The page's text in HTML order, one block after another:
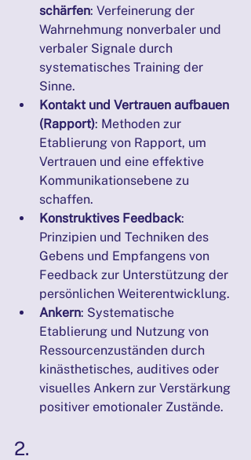
schärfen: Verfeinerung der
Wahrnehmung nonverbaler und
verbaler Signale durch
systematisches Training der
Sinne.
Kontakt und Vertrauen aufbauen
(Rapport): Methoden zur
Etablierung von Rapport, um
Vertrauen und eine effektive
Kommunikationsebene zu
schaffen.
Konstruktives Feedback:
Prinzipien und Techniken des
Gebens und Empfangens von
Feedback zur Unterstützung der
persönlichen Weiterentwicklung.
Ankern: Systematische
Etablierung und Nutzung von
Ressourcenzuständen durch
kinästhetisches, auditives oder
visuelles Ankern zur Verstärkung
positiver emotionaler Zustände.
2.